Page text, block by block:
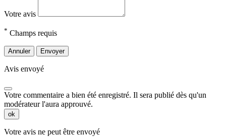
Votre avis
* Champs requis
Annuler Envoyer
Avis envoyé
Votre commentaire a bien été enregistré. Il sera publié dès qu'un
modérateur l'aura approuvé.
ok
Votre avis ne peut être envoyé